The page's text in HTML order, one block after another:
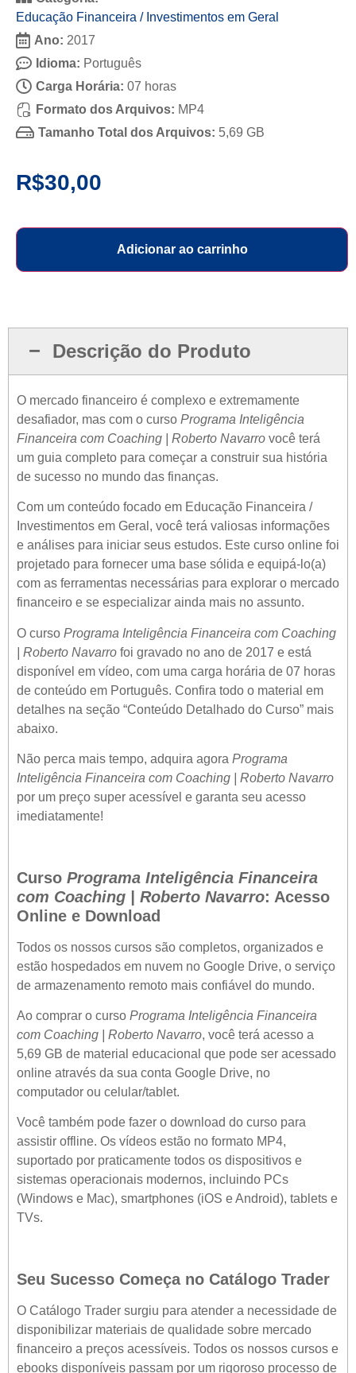
Educação Financeira / Investimentos em Geral
Ano: 2017
Idioma: Português
Carga Horária: 07 horas
Formato dos Arquivos: MP4
Tamanho Total dos Arquivos: 5,69 GB
R$30,00
Adicionar ao carrinho
Descrição do Produto
O mercado financeiro é complexo e extremamente
desafiador, mas com o curso Programa Inteligência
Financeira com Coaching | Roberto Navarro você terá
um guia completo para começar a construir sua história
de sucesso no mundo das finanças.
Com um conteúdo focado em Educação Financeira /
Investimentos em Geral, você terá valiosas informações
e análises para iniciar seus estudos. Este curso online foi
projetado para fornecer uma base sólida e equipá-lo(a)
com as ferramentas necessárias para explorar o mercado
financeiro e se especializar ainda mais no assunto.
O curso Programa Inteligência Financeira com Coaching
| Roberto Navarro foi gravado no ano de 2017 e está
disponível em vídeo, com uma carga horária de 07 horas
de conteúdo em Português. Confira todo o material em
detalhes na seção “Conteúdo Detalhado do Curso” mais
abaixo.
Não perca mais tempo, adquira agora Programa
Inteligência Financeira com Coaching | Roberto Navarro
por um preço super acessível e garanta seu acesso
imediatamente!
Curso Programa Inteligência Financeira
com Coaching | Roberto Navarro: Acesso
Online e Download
Todos os nossos cursos são completos, organizados e
estão hospedados em nuvem no Google Drive, o serviço
de armazenamento remoto mais confiável do mundo.
Ao comprar o curso Programa Inteligência Financeira
com Coaching | Roberto Navarro, você terá acesso a
5,69 GB de material educacional que pode ser acessado
online através da sua conta Google Drive, no
computador ou celular/tablet.
Você também pode fazer o download do curso para
assistir offline. Os vídeos estão no formato MP4,
suportado por praticamente todos os dispositivos e
sistemas operacionais modernos, incluindo PCs
(Windows e Mac), smartphones (iOS e Android), tablets e
TVs.
Seu Sucesso Começa no Catálogo Trader
O Catálogo Trader surgiu para atender a necessidade de
disponibilizar materiais de qualidade sobre mercado
financeiro a preços acessíveis. Todos os nossos cursos e
ebooks disponíveis passam por um rigoroso processo de